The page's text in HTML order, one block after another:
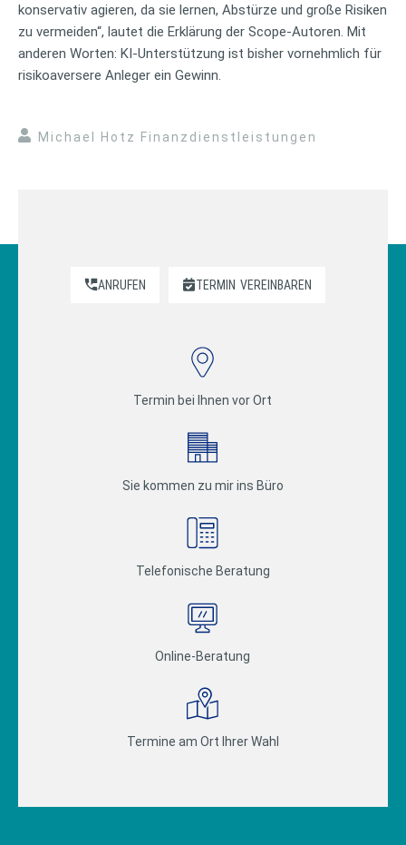
konservativ agieren, da sie lernen, Abstürze und große Risiken
zu vermeiden“, lautet die Erklärung der Scope-Autoren. Mit
anderen Worten: KI-Unterstützung ist bisher vornehmlich für
risikoaversere Anleger ein Gewinn.
Michael Hotz Finanzdienstleistungen
ANRUFEN TERMIN VEREINBAREN
Termin bei Ihnen vor Ort
Sie kommen zu mir ins Büro
Telefonische Beratung
Online-Beratung
Termine am Ort Ihrer Wahl